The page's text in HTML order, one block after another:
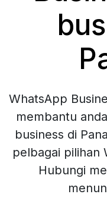
WhatsApp
membantu
business di
pelbagai pilihan
Hubungi